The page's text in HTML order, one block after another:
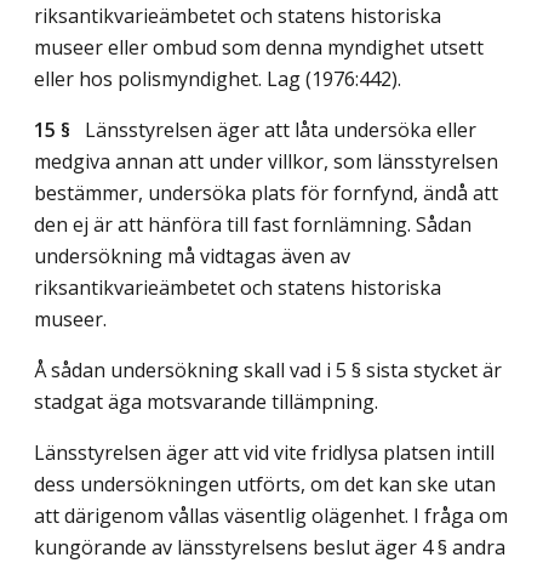
riksantikvarieämbetet och statens historiska
museer eller ombud som denna myndighet utsett
eller hos polismyndighet. Lag (1976:442).
15 § Länsstyrelsen äger att låta undersöka eller
medgiva annan att under villkor, som länsstyrelsen
bestämmer, undersöka plats för fornfynd, ändå att
den ej är att hänföra till fast fornlämning. Sådan
undersökning må vidtagas även av
riksantikvarieämbetet och statens historiska
museer.
Å sådan undersökning skall vad i 5 § sista stycket är
stadgat äga motsvarande tillämpning.
Länsstyrelsen äger att vid vite fridlysa platsen intill
dess undersökningen utförts, om det kan ske utan
att därigenom vållas väsentlig olägenhet. I fråga om
kungörande av länsstyrelsens beslut äger 4 § andra